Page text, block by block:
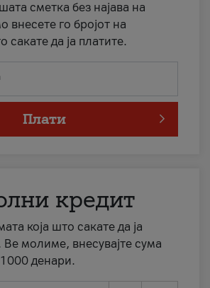
сметка без најава на
внесете го бројот на
сакате да ја платите.
Плати
кредит
која што сакате да ја
молиме, внесувајте сума
денари.